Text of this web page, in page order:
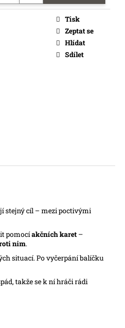
Tisk
Zeptat se
Hlídat
Sdílet
stejný cíl – mezi poctivými
pomocíakčních karet –
nim.
situací. Po vyčerpání balíčku
takže se k ní hráči rádi